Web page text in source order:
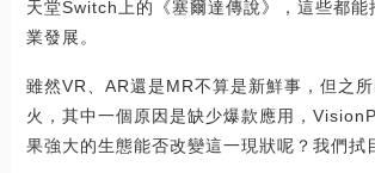
天堂Switch上的《塞爾達傳說》，這些都能
業發展。
雖然VR、AR還是MR不算是新鮮事，但之
火，其中一個原因是缺少爆款應用，
果強大的生態能否改變這一現狀呢？我們拭